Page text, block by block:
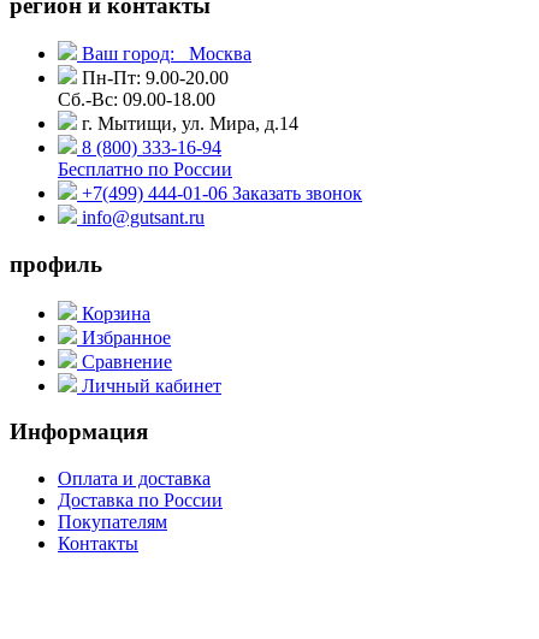
Ваш город:
Москва
Пн-Пт: 9.00-20.00
Сб.-Вс: 09.00-18.00
г. Мытищи, ул. Мира, д.14
8 (800) 333-16-94
Бесплатно по России
+7(499) 444-01-06 Заказать звонок
info@gutsant.ru
профиль
Корзина
Избранное
Сравнение
Личный кабинет
Информация
Оплата и доставка
Доставка по России
Покупателям
Контакты